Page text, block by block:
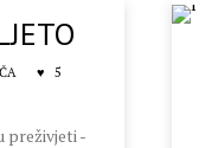
5
preživjeti -